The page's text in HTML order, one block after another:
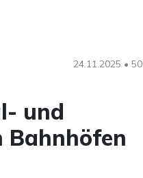
24.11.2025 • 50
und
Bahnhöfen